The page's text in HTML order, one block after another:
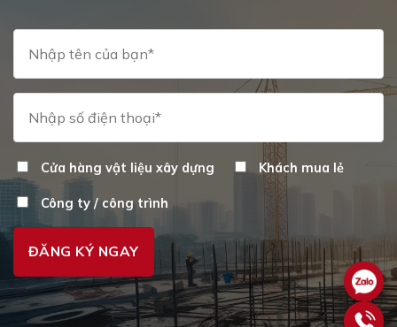
Cửa hàng vật liệu xây dựng Khách mua lẻ
Công ty / công trình